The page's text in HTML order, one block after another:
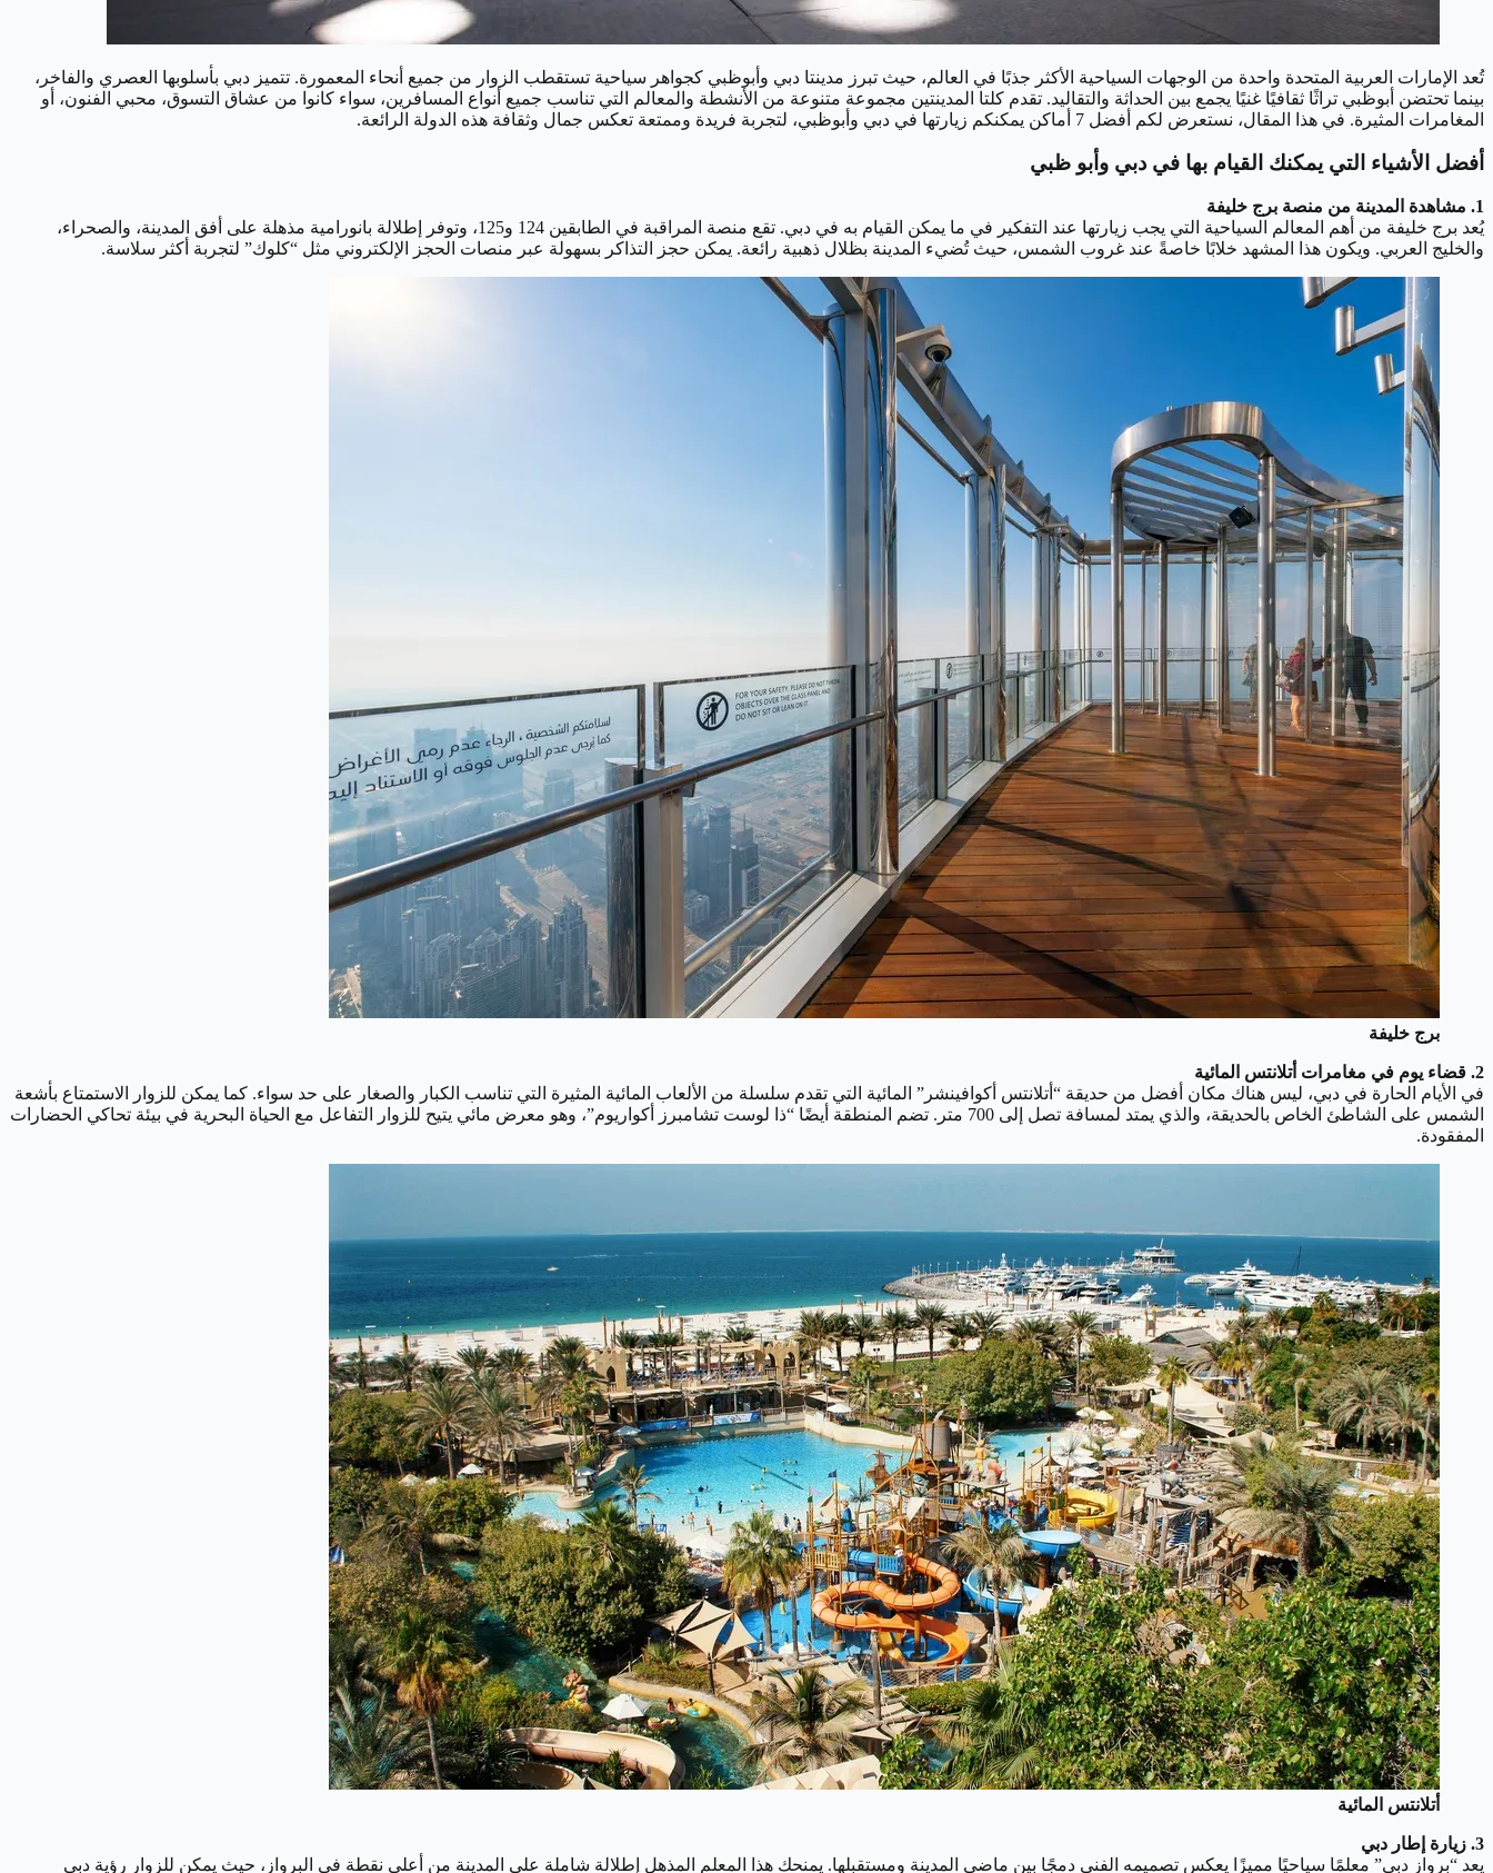
تُعد الإمارات العربية المتحدة واحدة من الوجهات السياحية الأكثر جذبًا في العالم، حيث تبرز مدينتا دبي وأبوظبي كجواهر سياحية تستقطب الزوار من جميع أنحاء المعمورة. تتميز دبي بأسلوبها العصري والفاخر،
بينما تحتضن أبوظبي تراثًا ثقافيًا غنيًا يجمع بين الحداثة والتقاليد. تقدم كلتا المدينتين مجموعة متنوعة من الأنشطة والمعالم التي تناسب جميع أنواع المسافرين، سواء كانوا من عشاق التسوق، محبي الفنون، أو
المغامرات المثيرة. في هذا المقال، نستعرض لكم أفضل 7 أماكن يمكنكم زيارتها في دبي وأبوظبي، لتجربة فريدة وممتعة تعكس جمال وثقافة هذه الدولة الرائعة.
أفضل الأشياء التي يمكنك القيام بها في دبي وأبو ظبي
1. مشاهدة المدينة من منصة برج خليفة
يُعد برج خليفة من أهم المعالم السياحية التي يجب زيارتها عند التفكير في ما يمكن القيام به في دبي. تقع منصة المراقبة في الطابقين 124 و125، وتوفر إطلالة بانورامية مذهلة على أفق المدينة، والصحراء،
والخليج العربي. ويكون هذا المشهد خلابًا خاصةً عند غروب الشمس، حيث تُضيء المدينة بظلال ذهبية رائعة. يمكن حجز التذاكر بسهولة عبر منصات الحجز الإلكتروني مثل “كلوك” لتجربة أكثر سلاسة.
برج خليفة
2. قضاء يوم في مغامرات أتلانتس المائية
في الأيام الحارة في دبي، ليس هناك مكان أفضل من حديقة “أتلانتس أكوافينشر” المائية التي تقدم سلسلة من الألعاب المائية المثيرة التي تناسب الكبار والصغار على حد سواء. كما يمكن للزوار الاستمتاع بأشعة
الشمس على الشاطئ الخاص بالحديقة، والذي يمتد لمسافة تصل إلى 700 متر. تضم المنطقة أيضًا “ذا لوست تشامبرز أكواريوم”، وهو معرض مائي يتيح للزوار التفاعل مع الحياة البحرية في بيئة تحاكي الحضارات
المفقودة.
أتلانتس المائية
3. زيارة إطار دبي
يعد “برواز دبي” معلمًا سياحيًا مميزًا يعكس تصميمه الفني دمجًا بين ماضي المدينة ومستقبلها. يمنحك هذا المعلم المذهل إطلالة شاملة على المدينة من أعلى نقطة في البرواز، حيث يمكن للزوار رؤية دبي